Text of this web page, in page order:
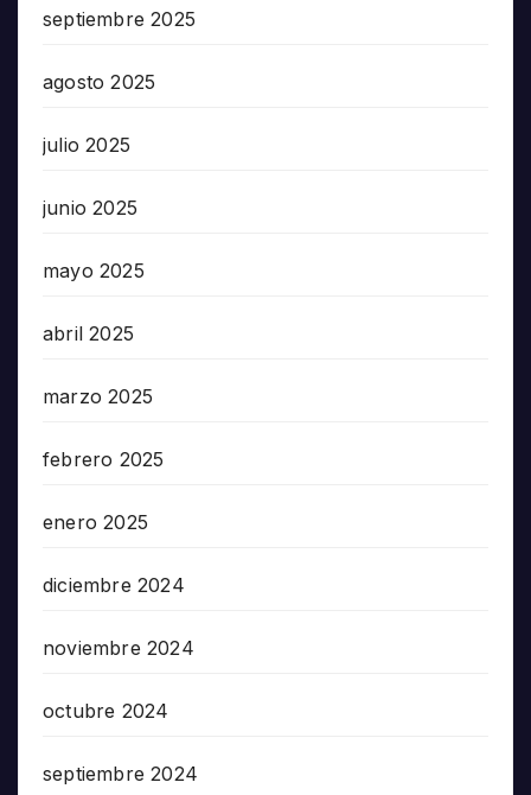
septiembre 2025
agosto 2025
julio 2025
junio 2025
mayo 2025
abril 2025
marzo 2025
febrero 2025
enero 2025
diciembre 2024
noviembre 2024
octubre 2024
septiembre 2024